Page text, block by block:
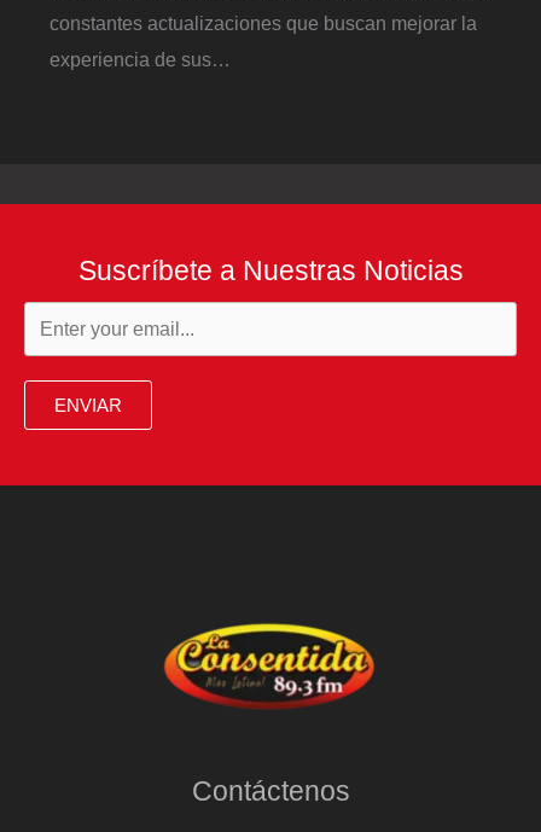
constantes actualizaciones que buscan mejorar la
experiencia de sus…
Suscríbete a Nuestras Noticias
ENVIAR
Contáctenos